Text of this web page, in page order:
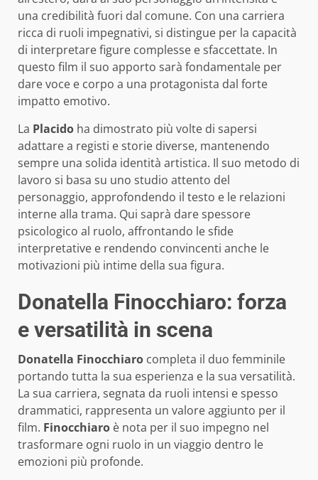
una credibilità fuori dal comune. Con una carriera
ricca di ruoli impegnativi, si distingue per la capacità
di interpretare figure complesse e sfaccettate. In
questo film il suo apporto sarà fondamentale per
dare voce e corpo a una protagonista dal forte
impatto emotivo.
La Placido ha dimostrato più volte di sapersi
adattare a registi e storie diverse, mantenendo
sempre una solida identità artistica. Il suo metodo di
lavoro si basa su uno studio attento del
personaggio, approfondendo il testo e le relazioni
interne alla trama. Qui saprà dare spessore
psicologico al ruolo, affrontando le sfide
interpretative e rendendo convincenti anche le
motivazioni più intime della sua figura.
Donatella Finocchiaro: forza
e versatilità in scena
Donatella Finocchiaro completa il duo femminile
portando tutta la sua esperienza e la sua versatilità.
La sua carriera, segnata da ruoli intensi e spesso
drammatici, rappresenta un valore aggiunto per il
film. Finocchiaro è nota per il suo impegno nel
trasformare ogni ruolo in un viaggio dentro le
emozioni più profonde.